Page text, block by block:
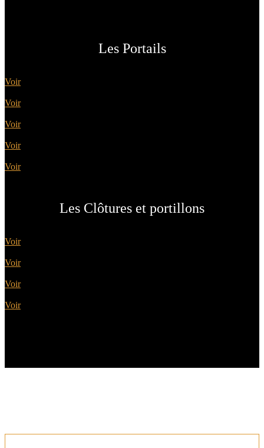
Les Portails
Voir
Voir
Voir
Voir
Voir
Les Clôtures et portillons
Voir
Voir
Voir
Voir